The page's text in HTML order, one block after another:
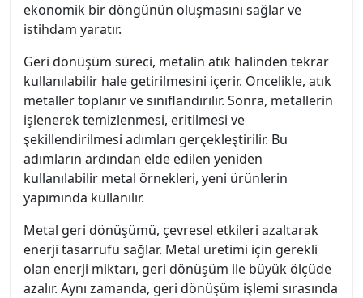
ekonomik bir döngünün oluşmasını sağlar ve
istihdam yaratır.
Geri dönüşüm süreci, metalin atık halinden tekrar
kullanılabilir hale getirilmesini içerir. Öncelikle, atık
metaller toplanır ve sınıflandırılır. Sonra, metallerin
işlenerek temizlenmesi, eritilmesi ve
şekillendirilmesi adımları gerçekleştirilir. Bu
adımların ardından elde edilen yeniden
kullanılabilir metal örnekleri, yeni ürünlerin
yapımında kullanılır.
Metal geri dönüşümü, çevresel etkileri azaltarak
enerji tasarrufu sağlar. Metal üretimi için gerekli
olan enerji miktarı, geri dönüşüm ile büyük ölçüde
azalır. Aynı zamanda, geri dönüşüm işlemi sırasında